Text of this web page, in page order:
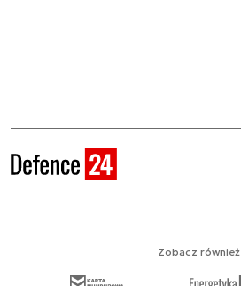
Zobacz również